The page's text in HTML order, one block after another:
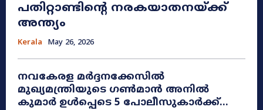
പതിറ്റാണ്ടിന്റെ നരകയാതനയ്ക്ക്
അന്ത്യം
Kerala May 26, 2026
നവകേരള മർദ്ദനക്കേസിൽ
മുഖ്യമന്ത്രിയുടെ ഗൺമാൻ അനിൽ
കുമാർ ഉൾപ്പെടെ 5 പോലീസുകാർക്ക്...